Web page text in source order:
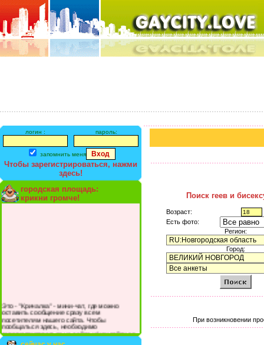
логин : пароль:
запомнить меня
Чтобы зарегистрироваться, нажми
здесь!
городская площадь:
крикни громче!
Это - "Кричалка" - мини-чат, где можно
оставить сообщение сразу всем
посетителям нашего сайта. Чтобы
пообщаться здесь, необходимо
зарегистрироваться на сайте и/или войти со
своими логином и паролем.
Поиск геев и
Возраст:
Есть фото:
Регион:
Город:
При возникновении